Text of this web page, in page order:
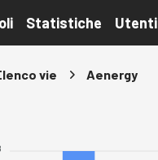
Statistiche Utenti
vie Aenergy